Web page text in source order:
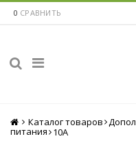
0 СРАВНИТЬ
Главная
Каталог товаров
питания 10A